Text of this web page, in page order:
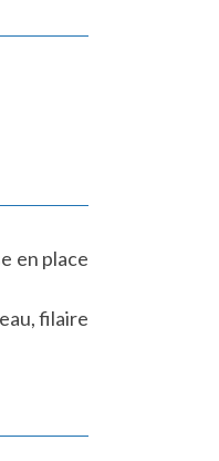
en place
filaire